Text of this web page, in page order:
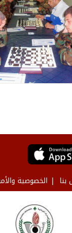
الخصوصية